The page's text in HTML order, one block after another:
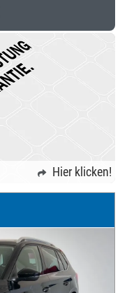
Hier klicken!